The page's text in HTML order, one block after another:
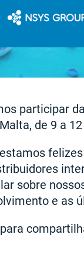
participar
de 9 a
sobre
e as